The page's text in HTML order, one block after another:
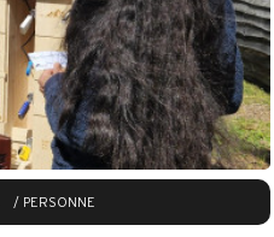
/ PERSONNE